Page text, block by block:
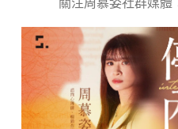
關注周慕姿社群媒體